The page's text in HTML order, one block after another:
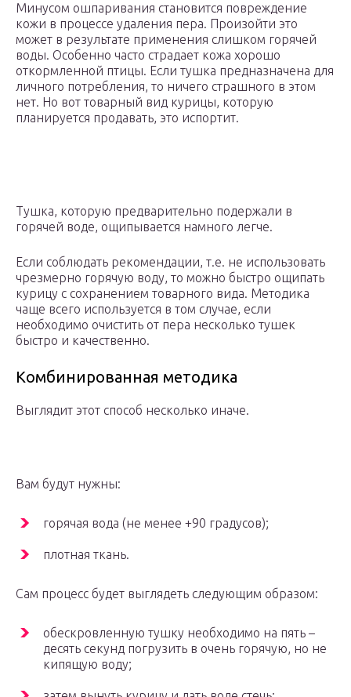
Минусом ошпаривания становится повреждение
кожи в процессе удаления пера. Произойти это
может в результате применения слишком горячей
воды. Особенно часто страдает кожа хорошо
откормленной птицы. Если тушка предназначена для
личного потребления, то ничего страшного в этом
нет. Но вот товарный вид курицы, которую
планируется продавать, это испортит.
Тушка, которую предварительно подержали в
горячей воде, ощипывается намного легче.
Если соблюдать рекомендации, т.е. не использовать
чрезмерно горячую воду, то можно быстро ощипать
курицу с сохранением товарного вида. Методика
чаще всего используется в том случае, если
необходимо очистить от пера несколько тушек
быстро и качественно.
Комбинированная методика
Выглядит этот способ несколько иначе.
Вам будут нужны:
горячая вода (не менее +90 градусов);
плотная ткань.
Сам процесс будет выглядеть следующим образом:
обескровленную тушку необходимо на пять –
десять секунд погрузить в очень горячую, но не
кипящую воду;